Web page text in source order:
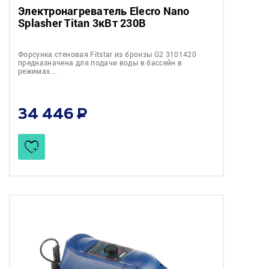
Электронагреватель Elecro Nano
Splasher Titan 3кВт 230В
Форсунка стеновая Fitstar из бронзы G2 3101420
предназначена для подачи воды в бассейн в
режимах…
34 446